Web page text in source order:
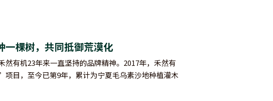
一棵树，共同抵御荒漠化
然有机23年来一直坚持的品牌精神。2017年，禾然有
目，至今已第9年，累计为宁夏毛乌素沙地种植灌木